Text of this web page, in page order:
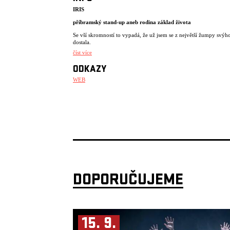
IRIS
příbramský stand-up aneb rodina základ života
Se vší skromností to vypadá, že už jsem se z největší žumpy
dostala.
V deseti letech jsme neznala slova jako mikrovlnka a kávovar. Na
Vztahy? Jaký máte na mysli?
Mám na sebe nárok být zdravá. Snažím se uvěřit tomu, že za něco
nedobrovolnému konci kariéry či dědičné zátěži tvořily a tvoří tyto
umělkyně tak trochu navzdory. První díl patří Haně Frejkové, jejíž
byl popraven ve Slánského procesech a Frejková, dnes
dobrovolném konci kariéry a prázdnotě po ní. A třetí díl je
herečce Iris Kristekové, která navzdory transgeneračním
extrémní sociální situaci dokázala jít za svým snem a předávat sílu
číst více
ODKAZY
WEB
DOPORUČUJEME
15. 9.